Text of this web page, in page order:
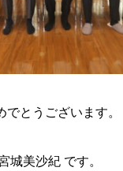
とうございます。
城美沙紀 です。